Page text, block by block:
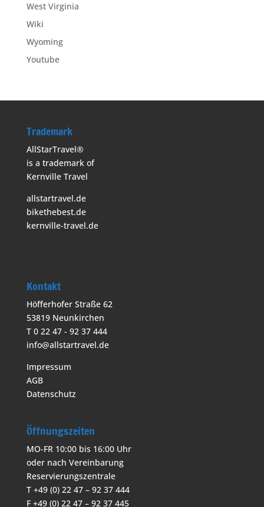
West Virginia
Wiki
Wyoming
Youtube
Trademark
AllStarTravel®
is a trademark of
Kernville Travel
allstartravel.de
bikethebest.de
kernville-travel.de
Kontakt
Höfferhofer Straße 62
53819 Neunkirchen
T 0 22 47 - 92 37 444
info@allstartravel.de
Impressum
AGB
Datenschutz
Öffnungszeiten
MO-FR 10:00 bis 16:00 Uhr
oder nach Vereinbarung
Reservierungszentrale
T +49 (0) 22 47 – 92 37 444
F +49 (0) 22 47 – 92 37 445